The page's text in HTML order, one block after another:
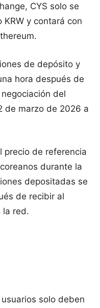
CYS solo se
y contará con
de depósito y
hora después de
del
de marzo de 2026 a
precio de referencia
durante la
depositadas se
de recibir al
la red.
solo deben